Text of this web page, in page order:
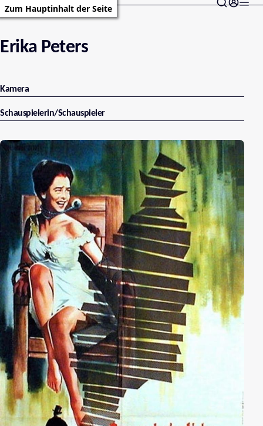
Zum Hauptinhalt der Seite
Erika Peters
Kamera
Schauspielerin/Schauspieler